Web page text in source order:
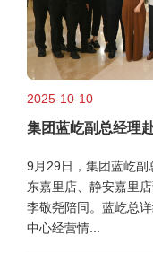
2025-10-10
集团蓝屹副总经理
9月29日，集团蓝屹副
东嘉里店、静安嘉里
李敬尧陪同。蓝屹总
中心经营情...